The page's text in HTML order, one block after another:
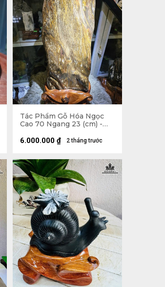
Tác Phẩm Gỗ Hóa Ngọc
Cao 70 Ngang 23 (cm) -
2 tháng trước
6.000.000 ₫